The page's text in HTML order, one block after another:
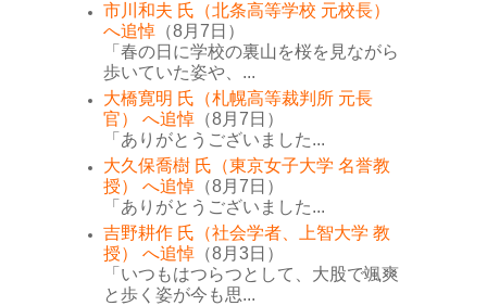
市川和夫 氏（北条高等学校 元校長）
へ追悼 （8月7日）
「春の日に学校の裏山を桜を見ながら
歩いていた姿や、...
大橋寛明 氏（札幌高等裁判所 元長
官） へ追悼 （8月7日）
「ありがとうございました...
大久保喬樹 氏（東京女子大学 名誉教
授） へ追悼 （8月7日）
「ありがとうございました...
吉野耕作 氏（社会学者、上智大学 教
授） へ追悼 （8月3日）
「いつもはつらつとして、大股で颯爽
と歩く姿が今も思...